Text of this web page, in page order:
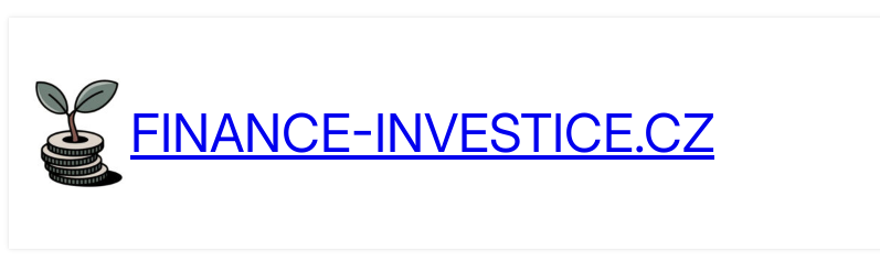
obsah
content
FINANCE-INVESTICE.CZ